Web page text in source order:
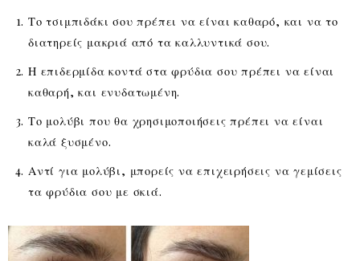
Το τσιμπιδάκι σου πρέπει να είναι καθαρό, και να το
διατηρείς μακριά από τα καλλυντικά σου.
Η επιδερμίδα κοντά στα φρύδια σου πρέπει να είναι
καθαρή, και ενυδατωμένη.
Το μολύβι που θα χρησιμοποιήσεις πρέπει να είναι
καλά ξυσμένο.
Αντί για μολύβι, μπορείς να επιχειρήσεις να γεμίσεις
τα φρύδια σου με σκιά.